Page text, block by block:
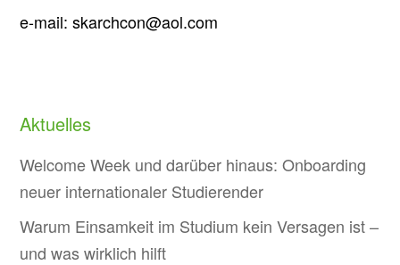
e-mail: skarchcon@aol.com
Aktuelles
Welcome Week und darüber hinaus: Onboarding
neuer internationaler Studierender
Warum Einsamkeit im Studium kein Versagen ist –
und was wirklich hilft